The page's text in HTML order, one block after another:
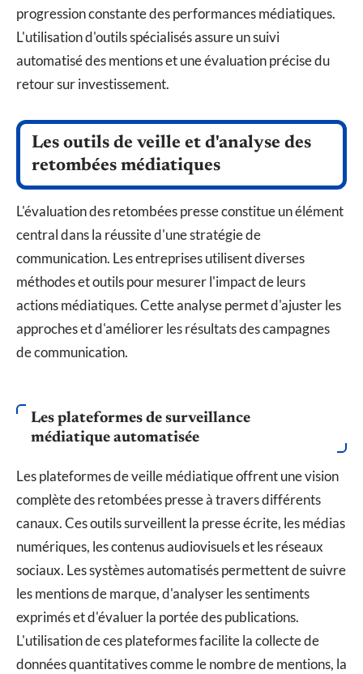
progression constante des performances médiatiques.
L'utilisation d'outils spécialisés assure un suivi
automatisé des mentions et une évaluation précise du
retour sur investissement.
Les outils de veille et d'analyse des
retombées médiatiques
L'évaluation des retombées presse constitue un élément
central dans la réussite d'une stratégie de
communication. Les entreprises utilisent diverses
méthodes et outils pour mesurer l'impact de leurs
actions médiatiques. Cette analyse permet d'ajuster les
approches et d'améliorer les résultats des campagnes
de communication.
Les plateformes de surveillance
médiatique automatisée
Les plateformes de veille médiatique offrent une vision
complète des retombées presse à travers différents
canaux. Ces outils surveillent la presse écrite, les médias
numériques, les contenus audiovisuels et les réseaux
sociaux. Les systèmes automatisés permettent de suivre
les mentions de marque, d'analyser les sentiments
exprimés et d'évaluer la portée des publications.
L'utilisation de ces plateformes facilite la collecte de
données quantitatives comme le nombre de mentions, la